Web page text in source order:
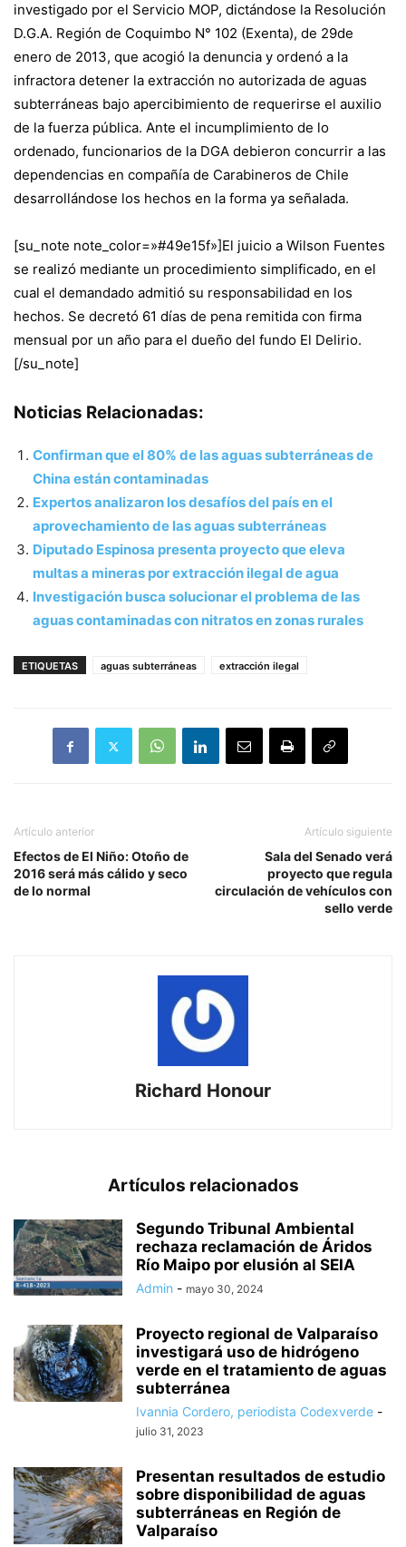
investigado por el Servicio MOP, dictándose la Resolución
D.G.A. Región de Coquimbo N° 102 (Exenta), de 29de
enero de 2013, que acogió la denuncia y ordenó a la
infractora detener la extracción no autorizada de aguas
subterráneas bajo apercibimiento de requerirse el auxilio
de la fuerza pública. Ante el incumplimiento de lo
ordenado, funcionarios de la DGA debieron concurrir a las
dependencias en compañía de Carabineros de Chile
desarrollándose los hechos en la forma ya señalada.
[su_note note_color=»#49e15f»]El juicio a Wilson Fuentes
se realizó mediante un procedimiento simplificado, en el
cual el demandado admitió su responsabilidad en los
hechos. Se decretó 61 días de pena remitida con firma
mensual por un año para el dueño del fundo El Delirio.
[/su_note]
Noticias Relacionadas:
Confirman que el 80% de las aguas subterráneas de
China están contaminadas
Expertos analizaron los desafíos del país en el
aprovechamiento de las aguas subterráneas
Diputado Espinosa presenta proyecto que eleva
multas a mineras por extracción ilegal de agua
Investigación busca solucionar el problema de las
aguas contaminadas con nitratos en zonas rurales
ETIQUETAS aguas subterráneas extracción ilegal
Artículo anterior
Efectos de El Niño: Otoño de
2016 será más cálido y seco
de lo normal
Artículo siguiente
Sala del Senado verá
proyecto que regula
circulación de vehículos con
sello verde
Richard Honour
Artículos relacionados
Segundo Tribunal Ambiental
rechaza reclamación de Áridos
Río Maipo por elusión al SEIA
Admin - mayo 30, 2024
Proyecto regional de Valparaíso
investigará uso de hidrógeno
verde en el tratamiento de aguas
subterránea
Ivannia Cordero, periodista Codexverde -
julio 31, 2023
Presentan resultados de estudio
sobre disponibilidad de aguas
subterráneas en Región de
Valparaíso